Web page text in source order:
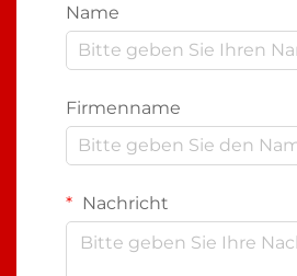
Name
Firmenname
Nachricht